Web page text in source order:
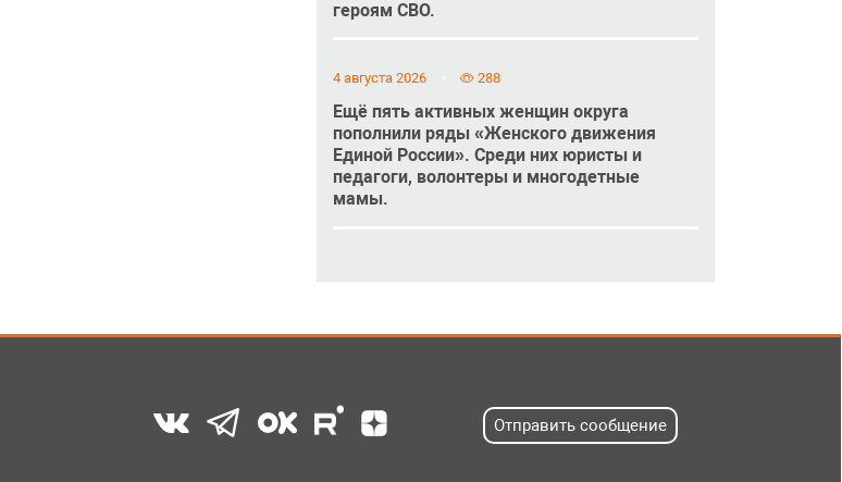
героям СВО.
4 августа 2026 288
Ещё пять активных женщин округа
пополнили ряды «Женского движения
Единой России». Среди них юристы и
педагоги, волонтеры и многодетные
мамы.
Отправить сообщение